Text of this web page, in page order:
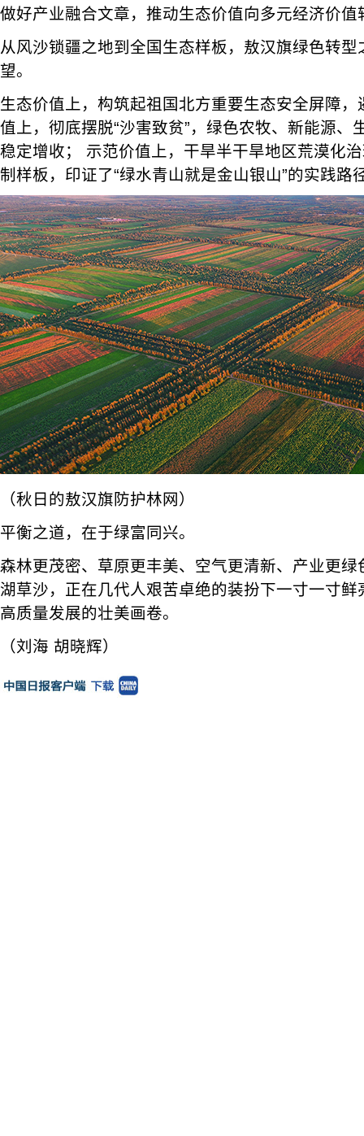
做好产业融合文章，推动生态价值向多元经济价值
从风沙锁疆之地到全国生态样板，敖汉旗绿色转
望。
生态价值上，构筑起祖国北方重要生态安全屏障
值上，彻底摆脱“沙害致贫”，绿色农牧、新能源、
稳定增收； 示范价值上，干旱半干旱地区荒漠化
制样板，印证了“绿水青山就是金山银山”的实践路
（秋日的敖汉旗防护林网）
平衡之道，在于绿富同兴。
森林更茂密、草原更丰美、空气更清新、产业更
湖草沙，正在几代人艰苦卓绝的装扮下一寸一寸
高质量发展的壮美画卷。
（刘海 胡晓辉）